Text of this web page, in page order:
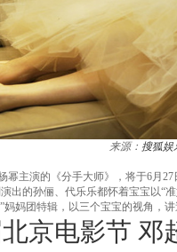
来源： 搜狐娱
幂主演的《分手大师》，将于6月
出的孙俪、代乐乐都怀着宝宝以“
妈妈团特辑，以三个宝宝的视角，
京电影节 邓